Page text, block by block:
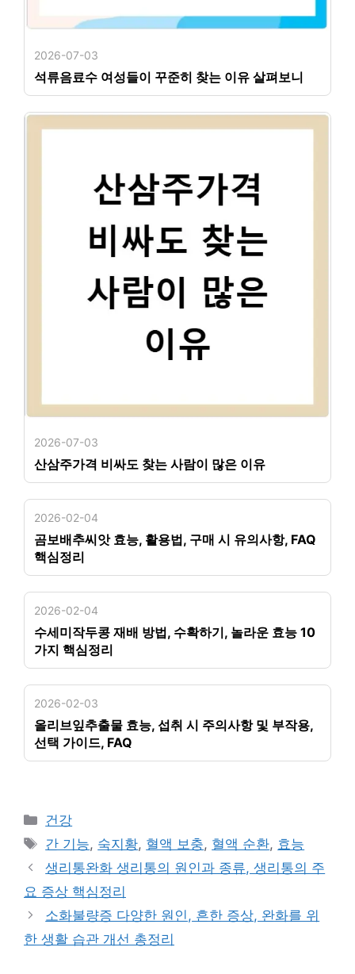
2026-07-03
석류음료수 여성들이 꾸준히 찾는 이유 살펴보니
2026-07-03
산삼주가격 비싸도 찾는 사람이 많은 이유
2026-02-04
곰보배추씨앗 효능, 활용법, 구매 시 유의사항, FAQ
핵심정리
2026-02-04
수세미작두콩 재배 방법, 수확하기, 놀라운 효능 10
가지 핵심정리
2026-02-03
올리브잎추출물 효능, 섭취 시 주의사항 및 부작용,
선택 가이드, FAQ
카
테
리
건강
태
그
간 기능, 숙지황, 혈액 보충, 혈액 순환, 효능
생리통완화 생리통의 원인과 종류, 생리통의 주
요 증상 핵심정리
소화불량증 다양한 원인, 흔한 증상, 완화를 위
한 생활 습관 개선 총정리